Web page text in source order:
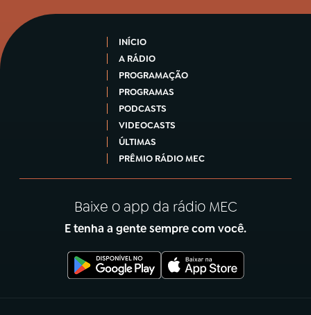
INÍCIO
A RÁDIO
PROGRAMAÇÃO
PROGRAMAS
PODCASTS
VIDEOCASTS
ÚLTIMAS
PRÊMIO RÁDIO MEC
Baixe o app da rádio MEC
E tenha a gente sempre com você.